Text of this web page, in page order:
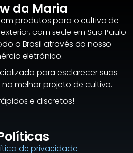
da Maria
produtos para o cultivo de
com sede em São Paulo
o Brasil através do nosso
eletrônico.
para esclarecer suas
melhor projeto de cultivo.
e discretos!
de privacidade